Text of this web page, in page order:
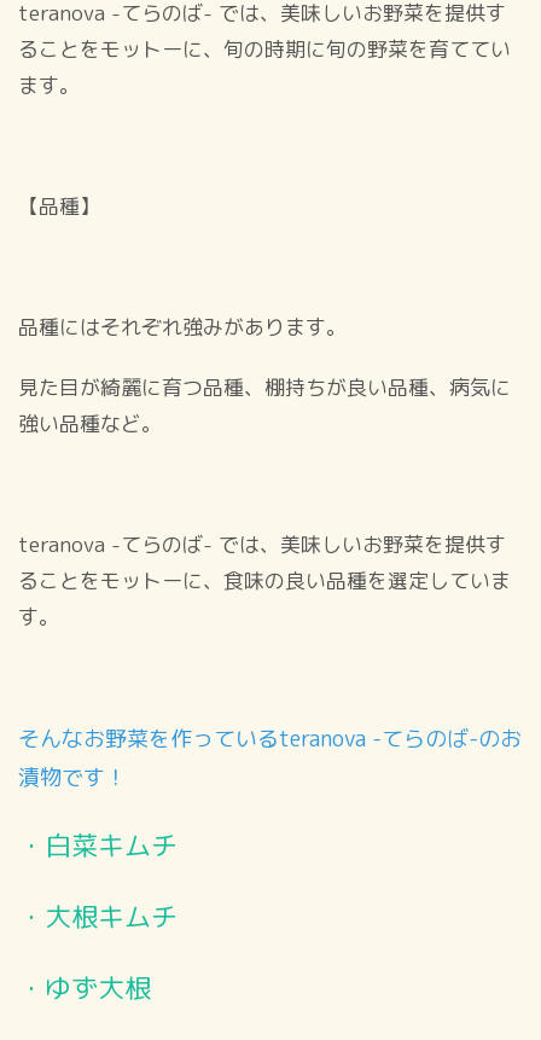
teranova -てらのば- では、美味しいお野菜を提供す
ることをモットーに、旬の時期に旬の野菜を育ててい
ます。
【品種】
品種にはそれぞれ強みがあります。
見た目が綺麗に育つ品種、棚持ちが良い品種、病気に
強い品種など。
teranova -てらのば- では、美味しいお野菜を提供す
ることをモットーに、食味の良い品種を選定していま
す。
そんなお野菜を作っているteranova -てらのば-のお
漬物です！
・白菜キムチ
・大根キムチ
・ゆず大根